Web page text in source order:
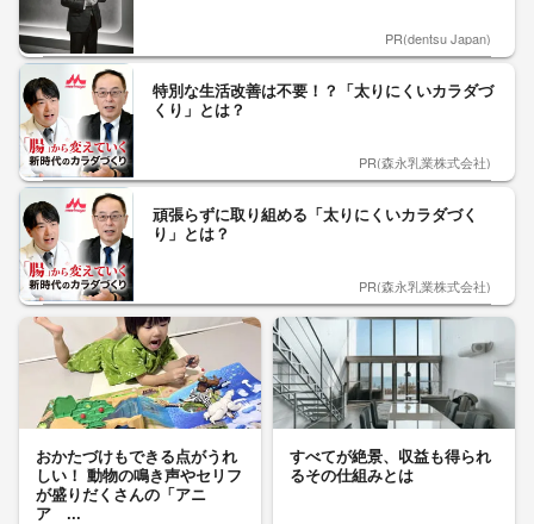
PR(dentsu Japan)
特別な生活改善は不要！？「太りにくいカラダづ
くり」とは？
PR(森永乳業株式会社)
頑張らずに取り組める「太りにくいカラダづく
り」とは？
PR(森永乳業株式会社)
おかたづけもできる点がうれ
しい！ 動物の鳴き声やセリフ
が盛りだくさんの「アニ
ア ...
すべてが絶景、収益も得られ
るその仕組みとは